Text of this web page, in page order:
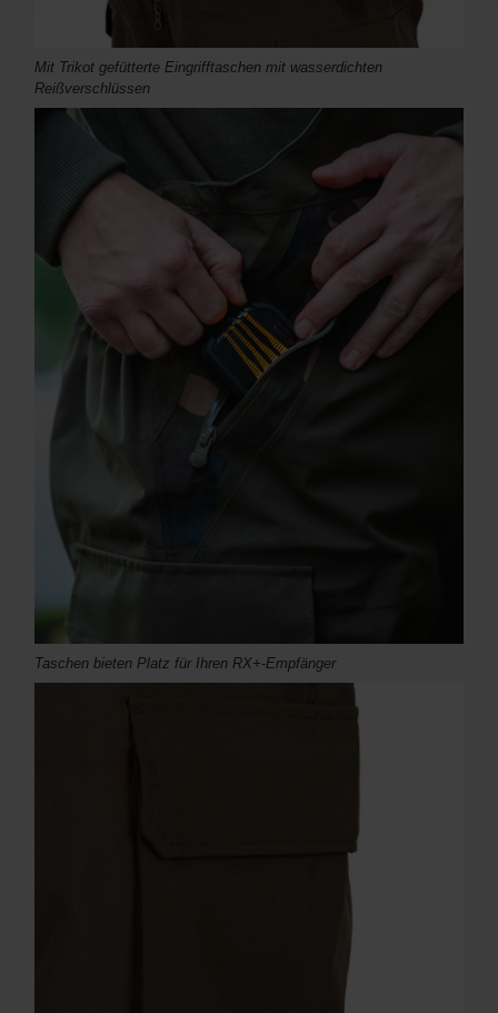
Mit Trikot gefütterte Eingrifftaschen mit wasserdichten
Reißverschlüssen
Taschen bieten Platz für Ihren RX+-Empfänger